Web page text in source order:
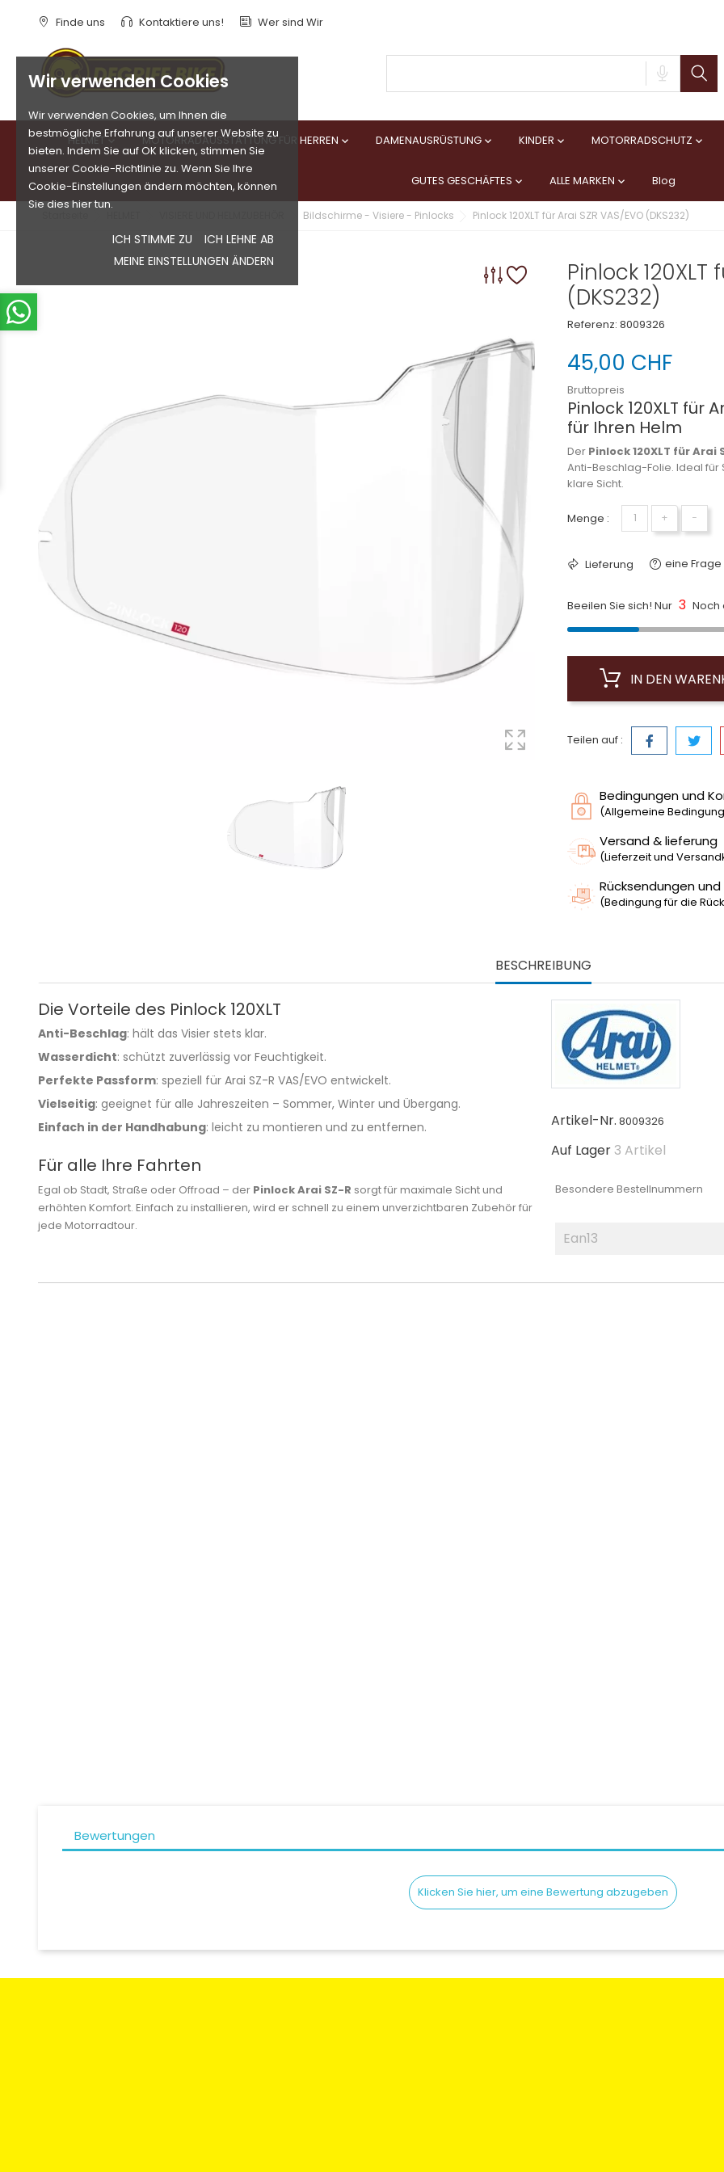
Wir verwenden Cookies
Wir verwenden Cookies, um Ihnen die
bestmögliche Erfahrung auf unserer Website zu
bieten. Indem Sie auf OK klicken, stimmen Sie
unserer Cookie-Richtlinie zu. Wenn Sie Ihre
Cookie-Einstellungen ändern möchten, können
Sie dies hier tun.
ICH STIMME ZU
ICH LEHNE AB
MEINE EINSTELLUNGEN ÄNDERN
Finde uns Kontaktiere uns! Wer sind Wir
HELMET MOTORRADAUSSTATTUNG FÜR HERREN  DAMENAUSRÜSTUNG KINDER  MOTORRADSCHUTZ 
GUTES GESCHÄFTES  ALLE MARKEN  Blog
Bildschirme - Visiere - Pinlocks Pinlock 120XLT für Arai SZR VAS/EVO (DKS232)
Pinlock 120XLT
(DKS232)
Referenz: 8009326
45,00 CHF
Bruttopreis
Pinlock 120XLT für
für Ihren Helm
Der Pinlock 120XLT für Arai
Anti-Beschlag-Folie. Ideal
klare Sicht.
Menge : + −
Lieferung eine
Beeilen Sie sich! Nur 3 Noch
IN DEN
Teilen auf :
Bedingungen und
(Allgemeine
Versand & lieferung
(Lieferzeit und
Rücksendungen
(Bedingung für die
BESCHREIBUNG
Die Vorteile des Pinlock 120XLT
Anti-Beschlag: hält das Visier stets klar.
Wasserdicht: schützt zuverlässig vor Feuchtigkeit.
Perfekte Passform: speziell für Arai SZ-R VAS/EVO entwickelt.
Vielseitig: geeignet für alle Jahreszeiten – Sommer, Winter und Übergang.
Einfach in der Handhabung: leicht zu montieren und zu entfernen.
Für alle Ihre Fahrten
Egal ob Stadt, Straße oder Offroad – der Pinlock Arai SZ-R sorgt für maximale Sicht und
erhöhten Komfort. Einfach zu installieren, wird er schnell zu einem unverzichtbaren Zubehör für
jede Motorradtour.
Artikel-Nr. 8009326
Auf Lager 3 Artikel
Besondere Bestellnummern
Ean13
Bewertungen
Klicken Sie hier, um eine Bewertung abzugeben